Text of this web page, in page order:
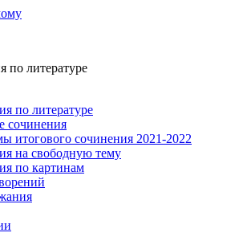
по литературе
по литературе
сочинения
итогового сочинения 2021-2022
на свободную тему
по картинам